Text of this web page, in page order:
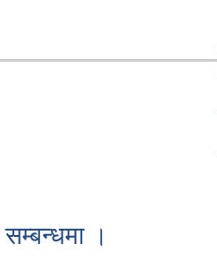
सम्बन्धमा ।